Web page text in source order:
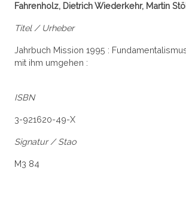
Fahrenholz, Dietrich Wiederkehr, Martin
Titel / Urheber
Jahrbuch Mission 1995 :
mit ihm umgehen :
ISBN
3-921620-49-X
Signatur / Stao
M3 84